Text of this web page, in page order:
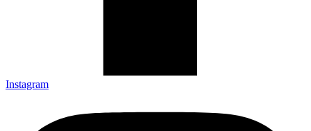
Instagram